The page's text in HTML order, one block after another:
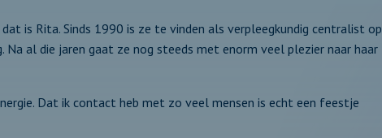
is Rita. Sinds 1990 is ze te vinden als verpleegkundig centralist op
Na al die jaren gaat ze nog steeds met enorm veel plezier naar haar
Dat ik contact heb met zo veel mensen is echt een feestje